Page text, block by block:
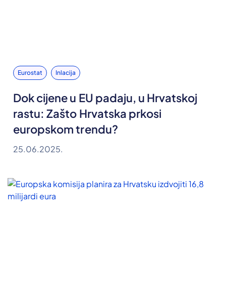
Eurostat Inlacija
Dok cijene u EU padaju, u Hrvatskoj
rastu: Zašto Hrvatska prkosi
europskom trendu?
25.06.2025.